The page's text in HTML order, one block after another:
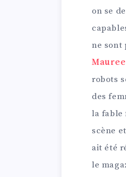
on se
ne sont
robots
des
la fable
scène
ait été
le